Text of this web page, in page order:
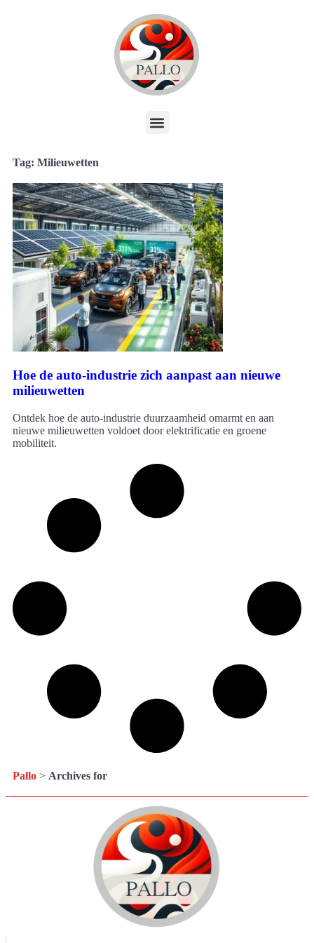
Tag: Milieuwetten
Hoe de auto-industrie zich aanpast aan nieuwe
milieuwetten
Ontdek hoe de auto-industrie duurzaamheid omarmt en aan
nieuwe milieuwetten voldoet door elektrificatie en groene
mobiliteit.
Pallo > Archives for